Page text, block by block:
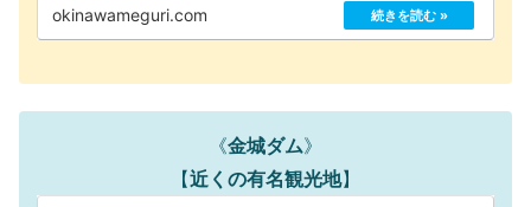
okinawameguri.com
《金城ダム》
【近くの有名観光地】